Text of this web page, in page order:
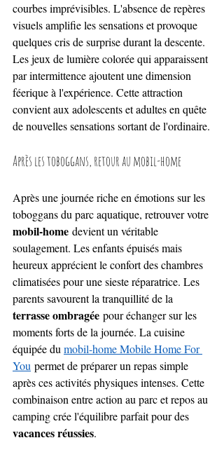
courbes imprévisibles. L'absence de repères
visuels amplifie les sensations et provoque
quelques cris de surprise durant la descente.
Les jeux de lumière colorée qui apparaissent
par intermittence ajoutent une dimension
féerique à l'expérience. Cette attraction
convient aux adolescents et adultes en quête
de nouvelles sensations sortant de l'ordinaire.
Après les toboggans, retour au mobil-home
Après une journée riche en émotions sur les
toboggans du parc aquatique, retrouver votre
mobil-home devient un véritable
soulagement. Les enfants épuisés mais
heureux apprécient le confort des chambres
climatisées pour une sieste réparatrice. Les
parents savourent la tranquillité de la
terrasse ombragée pour échanger sur les
moments forts de la journée. La cuisine
équipée du mobil-home Mobile Home For
You permet de préparer un repas simple
après ces activités physiques intenses. Cette
combinaison entre action au parc et repos au
camping crée l'équilibre parfait pour des
vacances réussies.